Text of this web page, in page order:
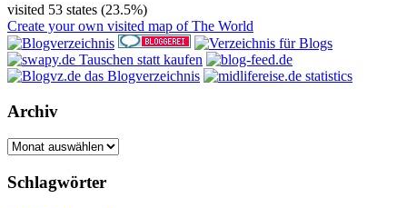
visited 53 states (23.5%)
Create your own visited map of The World
Archiv
Archiv
Schlagwörter